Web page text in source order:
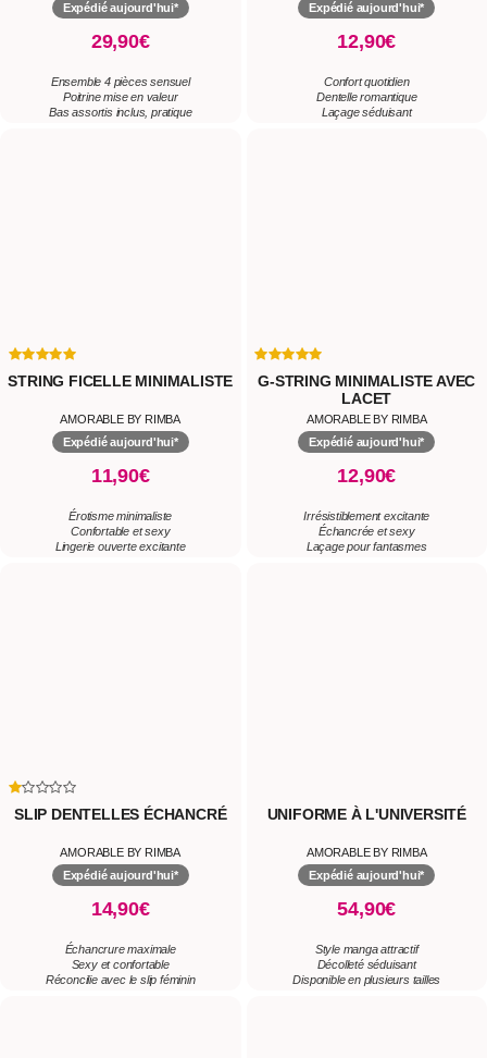
Expédié aujourd'hui*
29,90€
Ensemble 4 pièces sensuel
Poitrine mise en valeur
Bas assortis inclus, pratique
Expédié aujourd'hui*
12,90€
Confort quotidien
Dentelle romantique
Laçage séduisant
STRING FICELLE MINIMALISTE
AMORABLE BY RIMBA
Expédié aujourd'hui*
11,90€
Érotisme minimaliste
Confortable et sexy
Lingerie ouverte excitante
G-STRING MINIMALISTE AVEC
LACET
AMORABLE BY RIMBA
Expédié aujourd'hui*
12,90€
Irrésistiblement excitante
Échancrée et sexy
Laçage pour fantasmes
SLIP DENTELLES ÉCHANCRÉ
AMORABLE BY RIMBA
Expédié aujourd'hui*
14,90€
Échancrure maximale
Sexy et confortable
Réconcilie avec le slip féminin
UNIFORME À L'UNIVERSITÉ
AMORABLE BY RIMBA
Expédié aujourd'hui*
54,90€
Style manga attractif
Décolleté séduisant
Disponible en plusieurs tailles